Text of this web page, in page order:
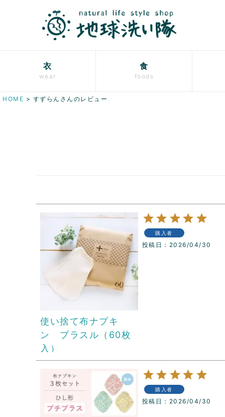
衣
wear
食
foods
HOME すずらんさんのレビュー
使い捨て布ナプキ
ン プラスル（60枚
入）
購入者
投稿日 2026/04/30
購入者
投稿日 2026/04/30